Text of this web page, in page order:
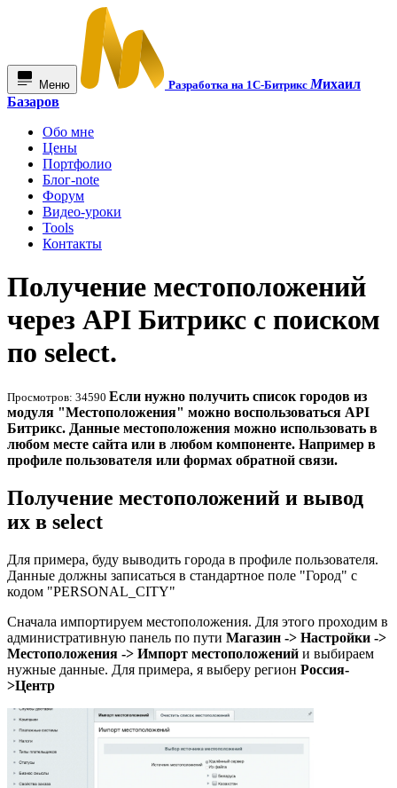
Меню Разработка на 1С-БитриксМихаил
Базаров
Обо мне
Цены
Портфолио
Блог-note
Форум
Видео-уроки
Tools
Контакты
Получение местоположений
через API Битрикс c поиском
по select.
Просмотров: 34590 Если нужно получить список городов из
модуля "Местоположения" можно воспользоваться API
Битрикс. Данные местоположения можно использовать в
любом месте сайта или в любом компоненте. Например в
профиле пользователя или формах обратной связи.
Получение местоположений и вывод
их в select
Для примера, буду выводить города в профиле пользователя.
Данные должны записаться в стандартное поле "Город" с
кодом "PERSONAL_CITY"
Сначала импортируем местоположения. Для этого проходим в
административную панель по пути Магазин -> Настройки ->
Местоположения -> Импорт местоположений и выбираем
нужные данные. Для примера, я выберу регион Россия-
>Центр